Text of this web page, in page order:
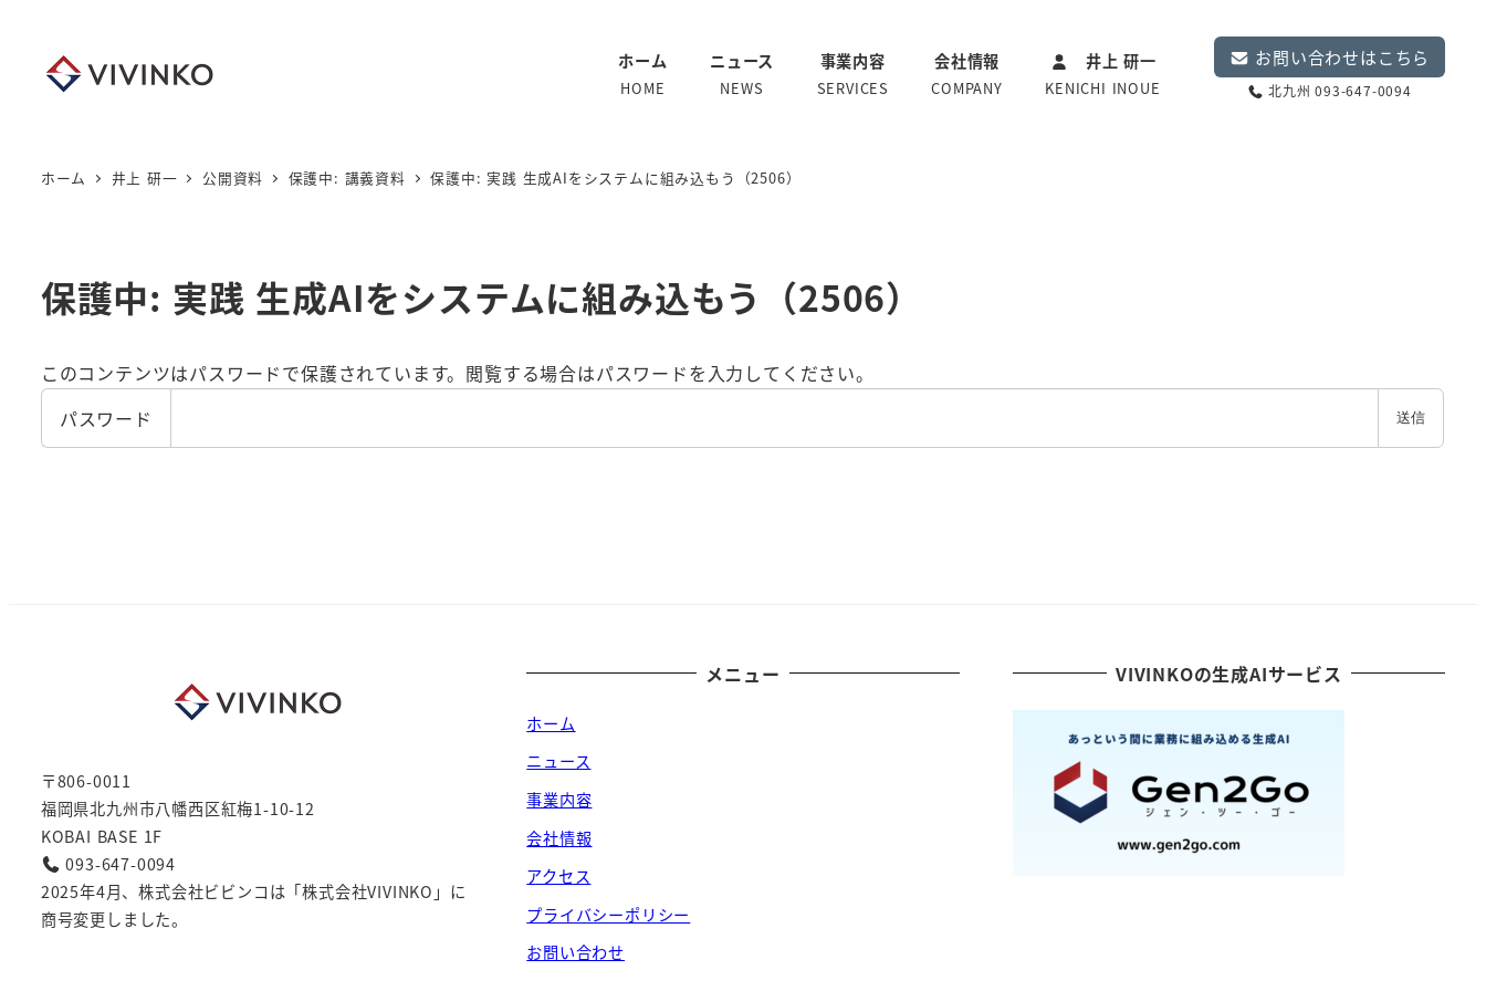
ホーム
HOME
ニュース
NEWS
事業内容
SERVICES
会社情報
COMPANY
井上 研一
KENICHI INOUE
お問い合わせはこちら
北九州 093-647-0094
ホーム 井上 研一 公開資料 保護中: 講義資料 保護中: 実践 生成AIをシステムに組み込もう（2506）
保護中: 実践 生成AIをシステムに組み込もう（2506）
このコンテンツはパスワードで保護されています。閲覧する場合はパスワードを入力してください。
パスワード
〒806-0011
福岡県北九州市八幡西区紅梅1-10-12
KOBAI BASE 1F
093-647-0094
2025年4月、株式会社ビビンコは「株式会社VIVINKO」に
商号変更しました。
メニュー
ホーム
ニュース
事業内容
会社情報
アクセス
プライバシーポリシー
お問い合わせ
VIVINKOの生成AIサービス